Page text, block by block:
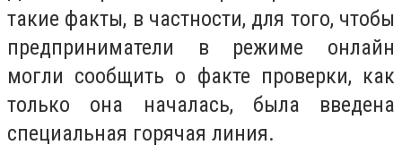
такие факты, в частности, для того, чтобы
предприниматели в режиме онлайн
могли сообщить о факте проверки, как
только она началась, была введена
специальная горячая линия.